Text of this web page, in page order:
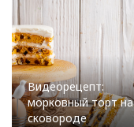
Видеорецепт:
морковный торт на
сковороде